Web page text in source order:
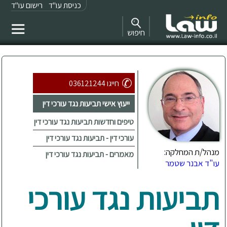
כניסת עו"ד רישום עו"ד
חיפוש
מנהל/ת המחלקה:
עו"ד אבנר שטמר
חייגו 036121244
ייעוץ אישי תביעות נגד עורכי דין
טיפים וחדשות תביעות נגד עורכי דין
עורכי דין - תביעות נגד עורכי דין
מאמרים - תביעות נגד עורכי דין
תביעות נגד עורכי